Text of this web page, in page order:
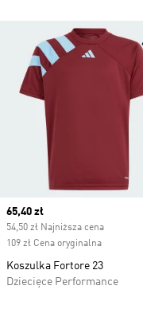
Current price
65,40 zł
54,50 zł Najniższa cena
109 zł Cena oryginalna
Koszulka Fortore 23
Dziecięce Performance